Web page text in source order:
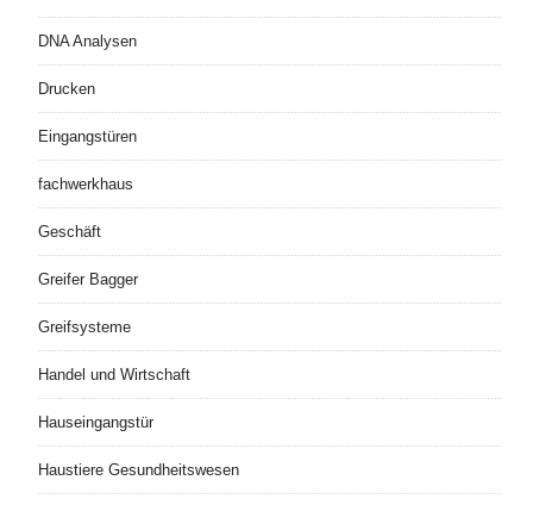
DNA Analysen
Drucken
Eingangstüren
fachwerkhaus
Geschäft
Greifer Bagger
Greifsysteme
Handel und Wirtschaft
Hauseingangstür
Haustiere Gesundheitswesen